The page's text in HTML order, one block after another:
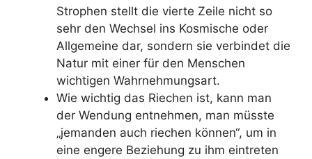
Strophen stellt die vierte Zeile nicht so
sehr den Wechsel ins Kosmische oder
Allgemeine dar, sondern sie verbindet die
Natur mit einer für den Menschen
wichtigen Wahrnehmungsart.
Wie wichtig das Riechen ist, kann man
der Wendung entnehmen, man müsste
„jemanden auch riechen können“, um in
eine engere Beziehung zu ihm eintreten